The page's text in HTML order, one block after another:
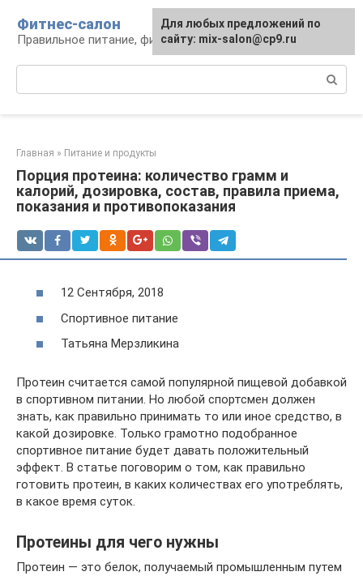
контенту
Фитнес-салон
Правильное питание, фитнес, образ жизни
Главная » Питание и продукты
Порция протеина: количество грамм и
калорий, дозировка, состав, правила приема,
показания и противопоказания
12 Сентября, 2018
Спортивное питание
Татьяна Мерзликина
Протеин считается самой популярной пищевой добавкой
в спортивном питании. Но любой спортсмен должен
знать, как правильно принимать то или иное средство, в
какой дозировке. Только грамотно подобранное
спортивное питание будет давать положительный
эффект. В статье поговорим о том, как правильно
готовить протеин, в каких количествах его употреблять,
в какое время суток.
Протеины для чего нужны
Протеин — это белок, получаемый промышленным путем
Для любых предложений по
сайту: mix-salon@cp9.ru